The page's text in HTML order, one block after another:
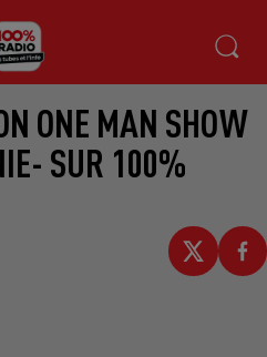
ONE MAN SHOW
SUR 100%